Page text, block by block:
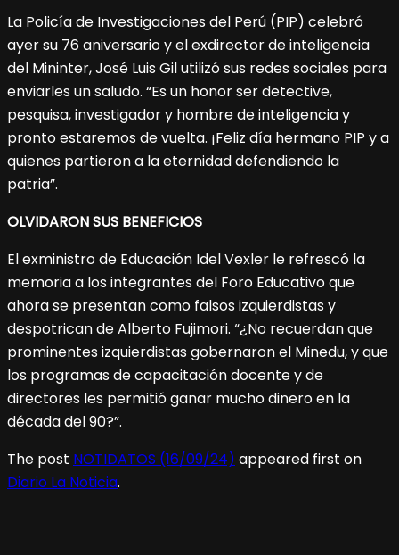
La Policía de Investigaciones del Perú (PIP) celebró
ayer su 76 aniversario y el exdirector de inteligencia
del Mininter, José Luis Gil utilizó sus redes sociales para
enviarles un saludo. “Es un honor ser detective,
pesquisa, investigador y hombre de inteligencia y
pronto estaremos de vuelta. ¡Feliz día hermano PIP y a
quienes partieron a la eternidad defendiendo la
patria”.
OLVIDARON SUS BENEFICIOS
El exministro de Educación Idel Vexler le refrescó la
memoria a los integrantes del Foro Educativo que
ahora se presentan como falsos izquierdistas y
despotrican de Alberto Fujimori. “¿No recuerdan que
prominentes izquierdistas gobernaron el Minedu, y que
los programas de capacitación docente y de
directores les permitió ganar mucho dinero en la
década del 90?”.
The post NOTIDATOS (16/09/24) appeared first on
Diario La Noticia.